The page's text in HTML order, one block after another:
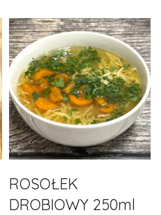
ROSOŁEK
DROBIOWY 250ml